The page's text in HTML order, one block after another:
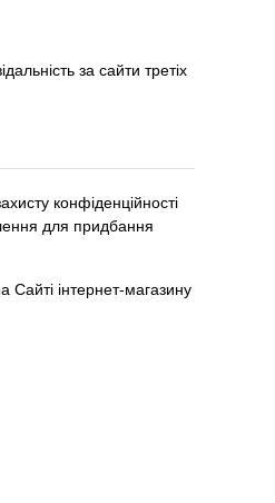
за сайти третіх
конфіденційності
для придбання
Сайті інтернет-магазину